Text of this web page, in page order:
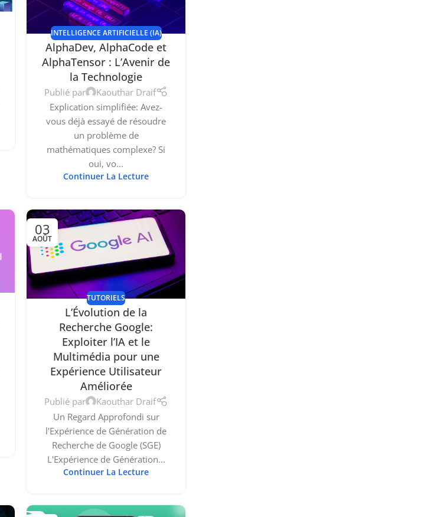
INTELLIGENCE ARTIFICIELLE (IA)
AlphaDev, AlphaCode et
AlphaTensor : L’Avenir de
la Technologie
Publié par
Kaouthar Draif
Explication simplifiée: Avez-
vous déjà essayé de résoudre
un problème de
mathématiques complexe? Si
oui, vo...
Continuer La Lecture
03
AOÛT
TUTORIELS
L’Évolution de la
Recherche Google:
Exploiter l’IA et le
Multimédia pour une
Expérience Utilisateur
Améliorée
Publié par
Kaouthar Draif
Un Regard Approfondi sur
l'Expérience de Génération de
Recherche de Google (SGE)
L'Expérience de Génération...
Continuer La Lecture